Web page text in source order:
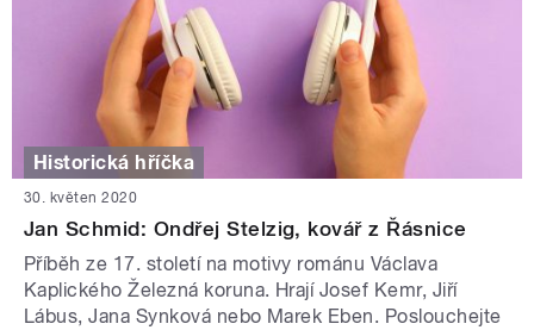
Historická hříčka
30. květen 2020
Jan Schmid: Ondřej Stelzig, kovář z Řásnice
Příběh ze 17. století na motivy románu Václava
Kaplického Železná koruna. Hrají Josef Kemr, Jiří
Lábus, Jana Synková nebo Marek Eben. Poslouchejte